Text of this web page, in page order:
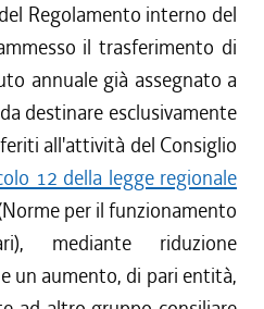
Regolamento interno del
il trasferimento di
annuale già assegnato a
destinare esclusivamente
all'attività del Consiglio
12 della legge regionale
per il funzionamento
mediante riduzione
un aumento, di pari entità,